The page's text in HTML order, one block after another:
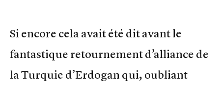
Si encore cela avait été dit avant le
fantastique retournement d’alliance de
la Turquie d’Erdogan qui, oubliant